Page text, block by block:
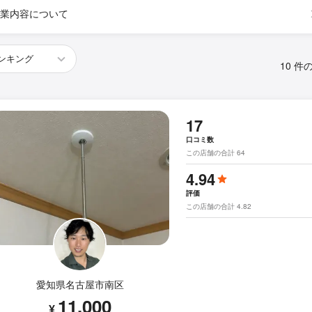
内容について
10 件
愛知県名古屋市南区
11,000
17
口コミ数
この店舗の合計 64
4.94
評価
この店舗の合計 4.82